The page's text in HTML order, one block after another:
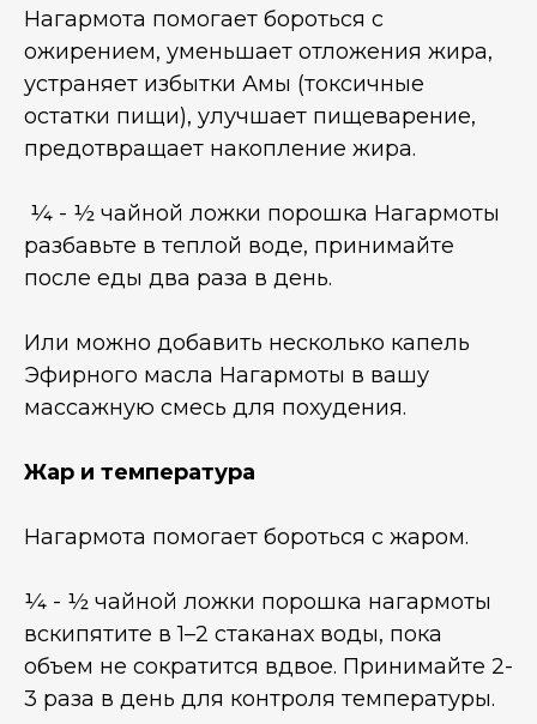
Нагармота помогает бороться с
ожирением, уменьшает отложения жира,
устраняет избытки Амы (токсичные
остатки пищи), улучшает пищеварение,
предотвращает накопление жира.
¼ - ½ чайной ложки порошка Нагармоты
разбавьте в теплой воде, принимайте
после еды два раза в день.
Или можно добавить несколько капель
Эфирного масла Нагармоты в вашу
массажную смесь для похудения.
Жар и температура
Нагармота помогает бороться с жаром.
¼ - ½ чайной ложки порошка нагармоты
вскипятите в 1–2 стаканах воды, пока
объем не сократится вдвое. Принимайте 2-
3 раза в день для контроля температуры.